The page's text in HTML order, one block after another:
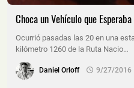
Choca un Vehículo que
Ocurrió pasadas las 20 en una
kilómetro 1260 de la Ruta Nacio…
Daniel Orloff 9/27/2016